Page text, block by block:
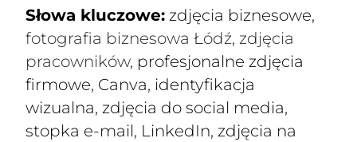
Słowa kluczowe: zdjęcia biznesowe,
fotografia biznesowa Łódź, zdjęcia
pracowników, profesjonalne zdjęcia
firmowe, Canva, identyfikacja
wizualna, zdjęcia do social media,
stopka e-mail, LinkedIn, zdjęcia na